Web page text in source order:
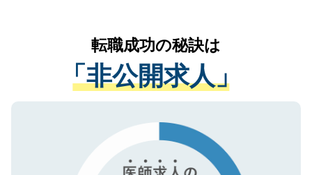
は、個人情報の取り扱いについての厳密な
管理基準を満たした事業者のみに付与され
る、プライバシーマークを取得済みです。
で、機密保持に関してもご安心ください。
かがいして、現在の医療機関の状況や紹介
経験をまじえながら、適切なアドバイスを
させていただきます。すぐにご転職をされ
ない方には、長期的なサポートが可能です
ので、まずはご登録ください。
転職成功の秘訣は
「非公開求人」